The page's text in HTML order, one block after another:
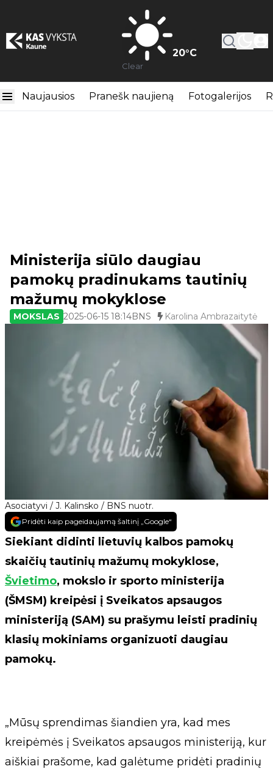
20°C
Clear
Naujausios Pranešk naujieną Fotogalerijos
Asociatyvi / J. Kalinsko / BNS nuotr.
Ministerija siūlo daugiau
pamokų pradinukams tautinių
mažumų mokyklose
MOKSLAS 2025-06-15 18:14BNS Karolina Ambrazaitytė
Pridėti kaip pageidaujamą šaltinį „Google“
Siekiant didinti lietuvių kalbos pamokų
skaičių tautinių mažumų mokyklose,
Švietimo, mokslo ir sporto ministerija
(ŠMSM) kreipėsi į Sveikatos apsaugos
ministeriją (SAM) su prašymu leisti pradinių
klasių mokiniams organizuoti daugiau
pamokų.
„Mūsų sprendimas šiandien yra, kad mes
kreipėmės į Sveikatos apsaugos ministeriją, kur
aiškiai prašome, kad galėtume pridėti pradinių